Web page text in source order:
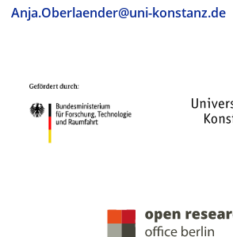
Anja.Oberlaender@uni-konstanz.de